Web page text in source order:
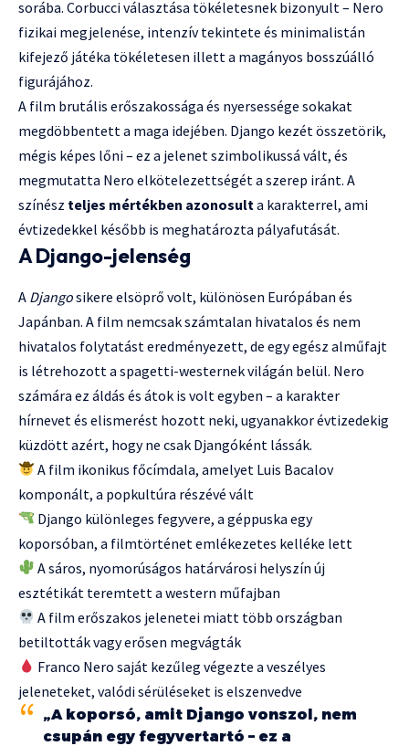
sorába. Corbucci választása tökéletesnek bizonyult – Nero
fizikai megjelenése, intenzív tekintete és minimalistán
kifejező játéka tökéletesen illett a magányos bosszúálló
figurájához.
A film brutális erőszakossága és nyersessége sokakat
megdöbbentett a maga idejében. Django kezét összetörik,
mégis képes lőni – ez a jelenet szimbolikussá vált, és
megmutatta Nero elkötelezettségét a szerep iránt. A
színész teljes mértékben azonosulta karakterrel, ami
évtizedekkel később is meghatározta pályafutását.
A Django-jelenség
A Djangosikere elsöprő volt, különösen Európában és
Japánban. A film nemcsak számtalan hivatalos és nem
hivatalos folytatást eredményezett, de egy egész alműfajt
is létrehozott a spagetti-westernek világán belül. Nero
számára ez áldás és átok is volt egyben – a karakter
hírnevet és elismerést hozott neki, ugyanakkor évtizedekig
küzdött azért, hogy ne csak Djangóként lássák.
A film ikonikus főcímdala, amelyet Luis Bacalov
komponált, a popkultúra részévé vált
Django különleges fegyvere, a géppuska egy
koporsóban, a filmtörténet emlékezetes kelléke lett
A sáros, nyomorúságos határvárosi helyszín új
esztétikát teremtett a western műfajban
A film erőszakos jelenetei miatt több országban
betiltották vagy erősen megvágták
Franco Nero saját kezűleg végezte a veszélyes
jeleneteket, valódi sérüléseket is elszenvedve
„A koporsó, amit Django vonszol, nem
csupán egy fegyvertartó – ez a